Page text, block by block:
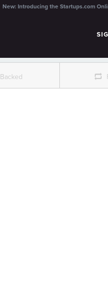
New: Introducing the Startups.com
Backed r